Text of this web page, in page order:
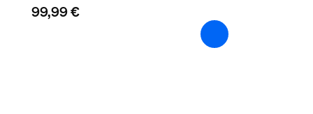
Dimmbar mit Hue App und Schalter
99,99 €